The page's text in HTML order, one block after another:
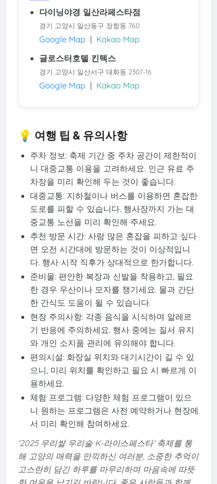
다이닝야경 일산라페스타점
경기 고양시 일산동구 장항동 760
Google Map| Kakao Map
글로스터호텔 킨텍스
경기 고양시 일산서구 대화동 2307-16
Google Map| Kakao Map
💡 여행 팁 & 유의사항
주차 정보: 축제 기간 중 주차 공간이 제한적이
니 대중교통 이용을 고려하세요. 인근 유료 주
차장을 미리 확인해 두는 것이 좋습니다.
대중교통: 지하철이나 버스를 이용하면 혼잡한
도로를 피할 수 있습니다. 행사장까지 가는 대
중교통 노선을 미리 확인해 주세요.
추천 방문 시간: 사람 많은 혼잡을 피하고 싶다
면 오전 시간대에 방문하는 것이 이상적입니
다. 행사 시작 직후가 상대적으로 한가합니다.
준비물: 편안한 복장과 신발을 착용하고, 필요
한 경우 우산이나 모자를 챙기세요. 물과 간단
한 간식도 도움이 될 수 있습니다.
현장 주의사항: 각종 음식을 시식하며 알레르
기 반응에 주의하세요. 행사 중에는 질서 유지
와 개인 소지품 관리에 유의해야 합니다.
편의시설: 화장실 위치와 대기시간이 길 수 있
으니, 미리 위치를 확인하고 필요 시 빠르게 이
용하세요.
체험 프로그램: 다양한 체험 프로그램이 있으
니 원하는 프로그램은 사전 예약하거나 현장에
서 미리 확인해 참여하세요.
'2025 우리쌀 우리술 K-라이스페스타' 축제를 통
해 고양의 매력을 만끽하신 여러분, 소중한 추억이
고스란히 담긴 하루를 마무리하며 마음속에 따뜻